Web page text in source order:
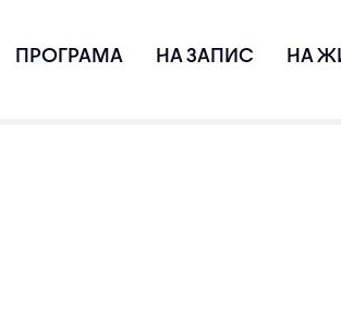
ПРОГРАМА НА ЗАПИС НА